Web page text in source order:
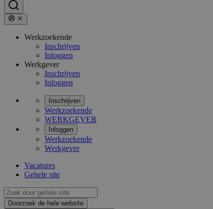
Werkzoekende
Inschrijven
Inloggen
Werkgever
Inschrijven
Inloggen
Inschrijven
Werkzoekende
WERKGEVER
Inloggen
Werkzoekende
Werkgever
Vacatures
Gehele site